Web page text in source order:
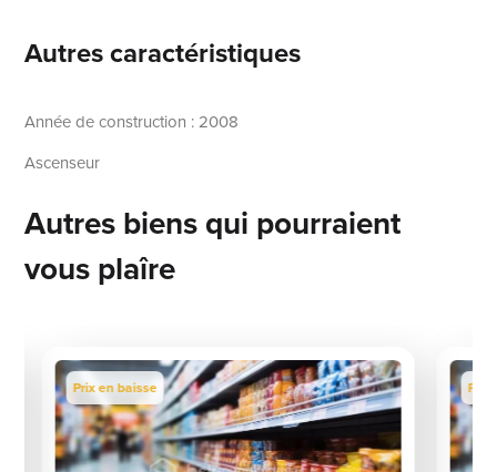
Autres caractéristiques
Année de construction : 2008
Ascenseur
Autres biens qui pourraient
vous plaîre
Prix en baisse Prix